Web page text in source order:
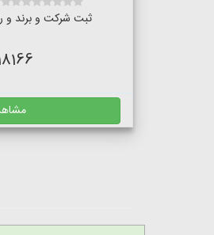
ثبت شرکت و برند و